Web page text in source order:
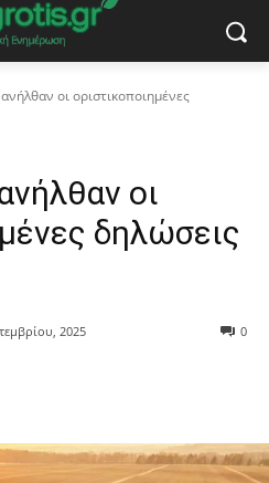
οι οριστικοποιημένες
οι
δηλώσεις
2025 0